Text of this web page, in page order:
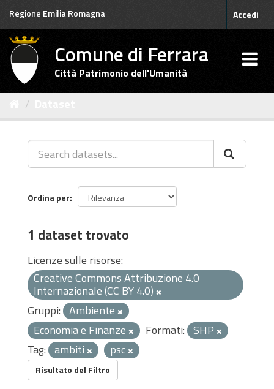
Salta
contenuto
Regione Emilia Romagna Accedi
Comune di Ferrara
Città Patrimonio dell'Umanità
Ordina per
1 dataset trovato
Licenze sulle risorse:
Creative Commons Attribuzione 4.0
Internazionale (CC BY 4.0)
Gruppi: Ambiente
Economia e Finanze
Formati: SHP
Tag: ambiti psc
Risultato del Filtro